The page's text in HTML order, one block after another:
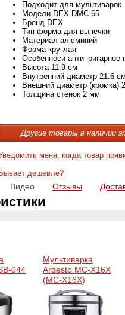
Подходит для мультиварок
Модели DEX DMC-65
Бренд DEX
Тип форма для выпечки
Материал алюминий
Форма круглая
Особенноси антипригарное
Высота 11.9 см
Внутренний диаметр 21.6
Внешний диаметр (кромка)
Толщина стенок 2 мм
Другие товары в наличии
меня, когда товар
Бывает дешевле?
Видео Отзывы
044
Мультиварка
Ardesto MC-Х16X
(MC-X16X)